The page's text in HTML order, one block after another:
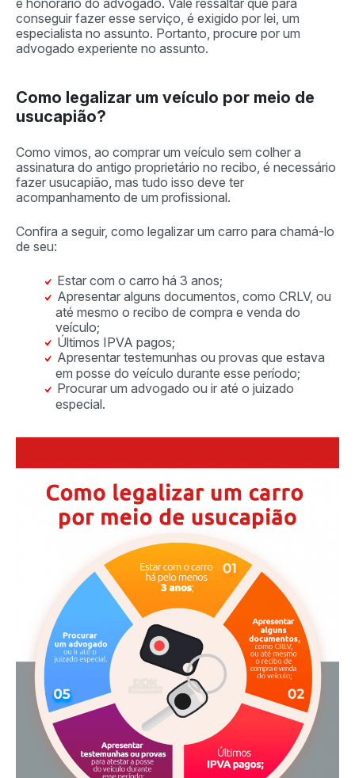
e honorário do advogado. Vale ressaltar que para
conseguir fazer esse serviço, é exigido por lei, um
especialista no assunto. Portanto, procure por um
advogado experiente no assunto.
Como legalizar um veículo por meio de
usucapião?
Como vimos, ao comprar um veículo sem colher a
assinatura do antigo proprietário no recibo, é necessário
fazer usucapião, mas tudo isso deve ter
acompanhamento de um profissional.
Confira a seguir, como legalizar um carro para chamá-lo
de seu:
Estar com o carro há 3 anos;
Apresentar alguns documentos, como CRLV, ou
até mesmo o recibo de compra e venda do
veículo;
Últimos IPVA pagos;
Apresentar testemunhas ou provas que estava
em posse do veículo durante esse período;
Procurar um advogado ou ir até o juizado
especial.